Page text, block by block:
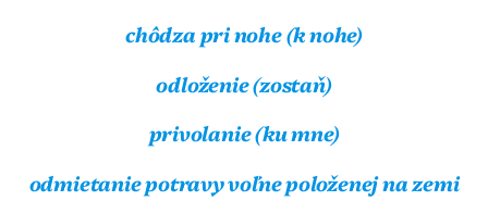
chôdza pri nohe (k nohe)
odloženie (zostaň)
privolanie (ku mne)
odmietanie potravy voľne položenej na zemi